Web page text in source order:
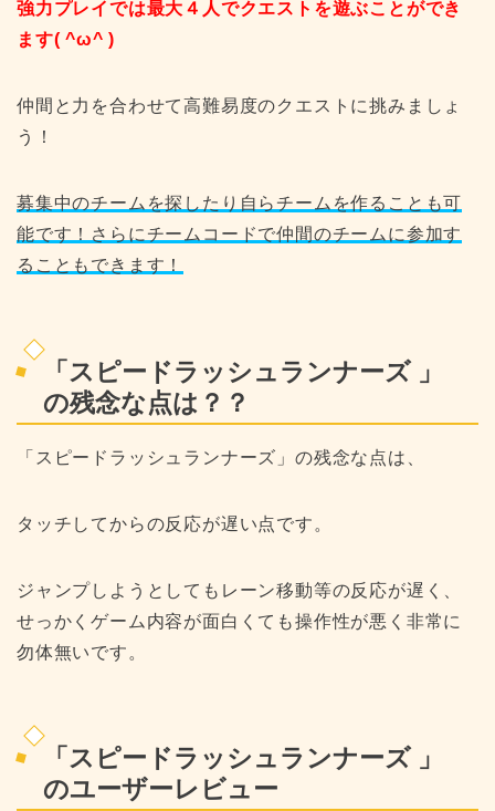
強力プレイでは最大４人でクエストを遊ぶことができ
ます( ^ω^ )
仲間と力を合わせて高難易度のクエストに挑みましょ
う！
募集中のチームを探したり自らチームを作ることも可
能です！さらにチームコードで仲間のチームに参加す
ることもできます！
「スピードラッシュランナーズ」
の残念な点は？？
「 スピードラッシュランナーズ 」の残念な点は、
タッチしてからの反応が遅い点です。
ジャンプしようとしてもレーン移動等の反応が遅く、
せっかくゲーム内容が面白くても操作性が悪く非常に
勿体無いです。
「 スピードラッシュランナーズ」
のユーザーレビュー